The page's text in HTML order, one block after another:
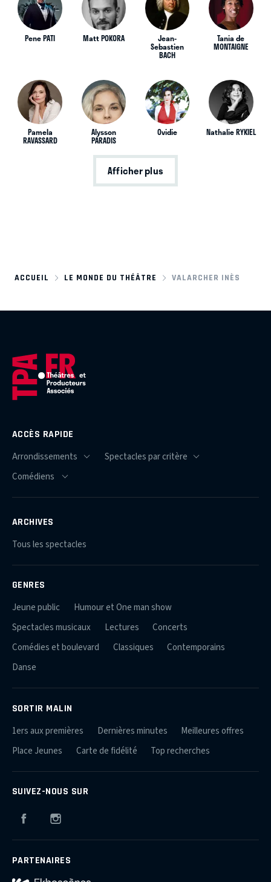
Pene PATI Matt POKORA Jean-
Sebastien
BACH
Tania de
MONTAIGNE
Pamela
RAVASSARD
Alysson
PARADIS
Ovidie Nathalie RYKIEL
Afficher plus
ACCUEIL LE MONDE DU THÉÂTRE VALARCHER INÈS
ACCÈS RAPIDE
ARCHIVES
Tous les spectacles
GENRES
Jeune public
Humour et One man show
Spectacles musicaux
Lectures
Concerts
Comédies et boulevard
Classiques
Contemporains
Danse
SORTIR MALIN
1ers aux premières Dernières minutes
Meilleures offres
Place Jeunes
Carte de fidélité Top recherches
SUIVEZ-NOUS SUR
Facebook
PARTENAIRES